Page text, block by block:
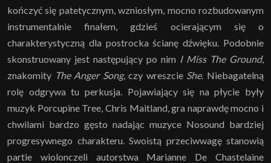
kończyć się patetycznym, wzniosłym, mocno rozbudowanym
instrumentalnie finałem, gdzieś ocierającym się o
charakterystyczną dla postrocka ścianę dźwięku. Podobnie
skonstruowany jest następujący po nim I Miss The Ground,
znakomity The Anger Song, czy wreszcie She. Niebagatelną
rolę odgrywa tu perkusja. Pojawiający się na płycie były
muzyk Porcupine Tree, Chris Maitland, gra naprawdę mocno i
chwilami bardzo gęsto nadając muzyce Nosound bardziej
progresywnego charakteru. Swoistą przeciwwagę stanowią
partie wiolonczeli autorstwa Marianne De Chastelaine